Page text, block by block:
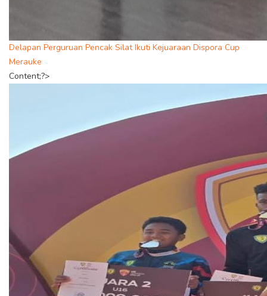
Delapan Perguruan Pencak Silat Ikuti Kejuaraan Dispora Cup
Merauke
Content;?>